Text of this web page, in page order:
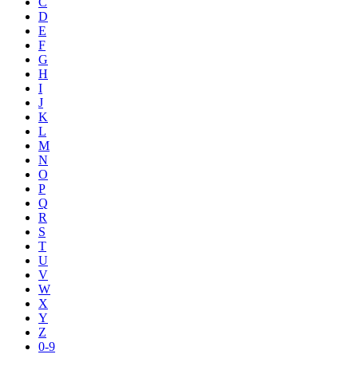
D
E
F
G
H
I
J
K
L
M
N
O
P
Q
R
S
T
U
V
W
X
Y
Z
0-9